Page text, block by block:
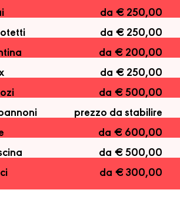
da € 250,00
da € 250,00
da € 200,00
da € 250,00
da € 500,00
prezzo da stabilire
da € 600,00
da € 500,00
da € 300,00